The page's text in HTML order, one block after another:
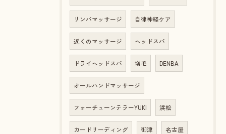
リンパマッサージ 自律神経ケア
近くのマッサージ ヘッドスパ
ドライヘッドスパ 増毛 DENBA
オールハンドマッサージ
フォーチューンテラーYUKI 浜松
カードリーディング 御津 名古屋